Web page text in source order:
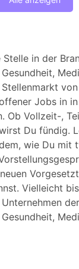
Stelle in der
Jobs in
Ob Vollzeit-,
Du fündig.
wie Du mit
Vielleicht